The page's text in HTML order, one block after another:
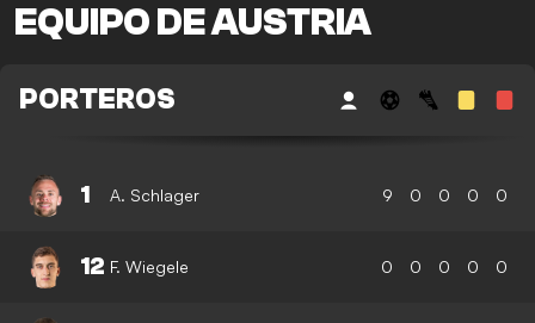
EQUIPO DE AUSTRIA
PORTEROS
1 A. Schlager 9 0 0 0 0
12 F. Wiegele 0 0 0 0 0